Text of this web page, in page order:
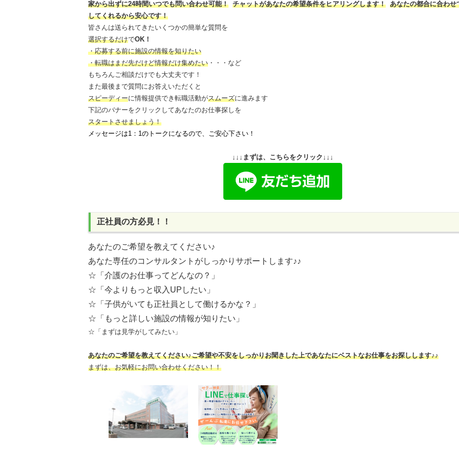
家から出ずに24時間いつでも問い合わせ可能！ チャットがあなたの希望条件をヒアリングします！ あなたの都合に合わせ
してくれるから安心です！
皆さんは送られてきたいくつかの簡単な質問を
選択するだけでOK！
・応募する前に施設の情報を知りたい
・転職はまだ先だけど情報だけ集めたい ・・・など
もちろんご相談だけでも大丈夫です！
また最後まで質問にお答えいただくと
スピーディーに情報提供でき 転職活動がスムーズに進みます
下記のバナーをクリックしてあなたのお仕事探しを
スタートさせましょう！
メッセージは1：1のトークになるので、ご安心下さい！
↓↓↓まずは、こちらをクリック↓↓↓
正社員の方必見！！
あなたのご希望を教えてください♪
あなた専任のコンサルタントがしっかりサポートします♪♪
☆「介護のお仕事ってどんなの？」
☆「今よりもっと収入UPしたい」
☆「子供がいても正社員として働けるかな？」
☆「もっと詳しい施設の情報が知りたい」
☆「まずは見学がしてみたい」
あなたのご希望を教えてください♪ご希望や不安をしっかりお聞きした上であなたにベストなお仕事をお探しします♪♪
まずは、お気軽にお問い合わせください！！